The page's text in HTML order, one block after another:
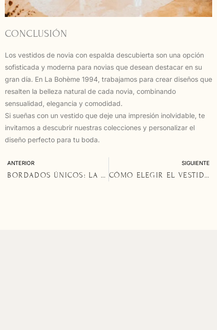
CONCLUSIÓN
Los vestidos de novia con espalda descubierta son una opción
sofisticada y moderna para novias que desean destacar en su
gran día. En La Bohème 1994, trabajamos para crear diseños que
resalten la belleza natural de cada novia, combinando
sensualidad, elegancia y comodidad.
Si sueñas con un vestido que deje una impresión inolvidable, te
invitamos a descubrir nuestras colecciones y personalizar el
diseño perfecto para tu boda.
ANTERIOR
BORDADOS ÚNICOS: LA PERSONALIZACIÓN QUE HACE MAGIA EN LOS VESTIDOS DE NOVIA
SIGUIENTE
CÓMO ELEGIR EL VESTIDO PERFECTO PARA LA PREBODA